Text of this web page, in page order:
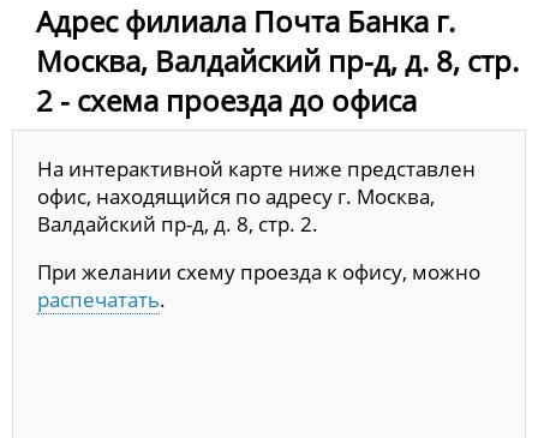
Адрес филиала Почта Банка г.
Москва, Валдайский пр-д, д. 8, стр.
2 - схема проезда до офиса
На интерактивной карте ниже представлен
офис, находящийся по адресу г. Москва,
Валдайский пр-д, д. 8, стр. 2.
При желании схему проезда к офису, можно
распечатать.